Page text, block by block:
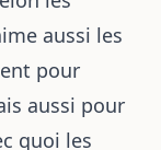
aussi les
pour
aussi pour
quoi les